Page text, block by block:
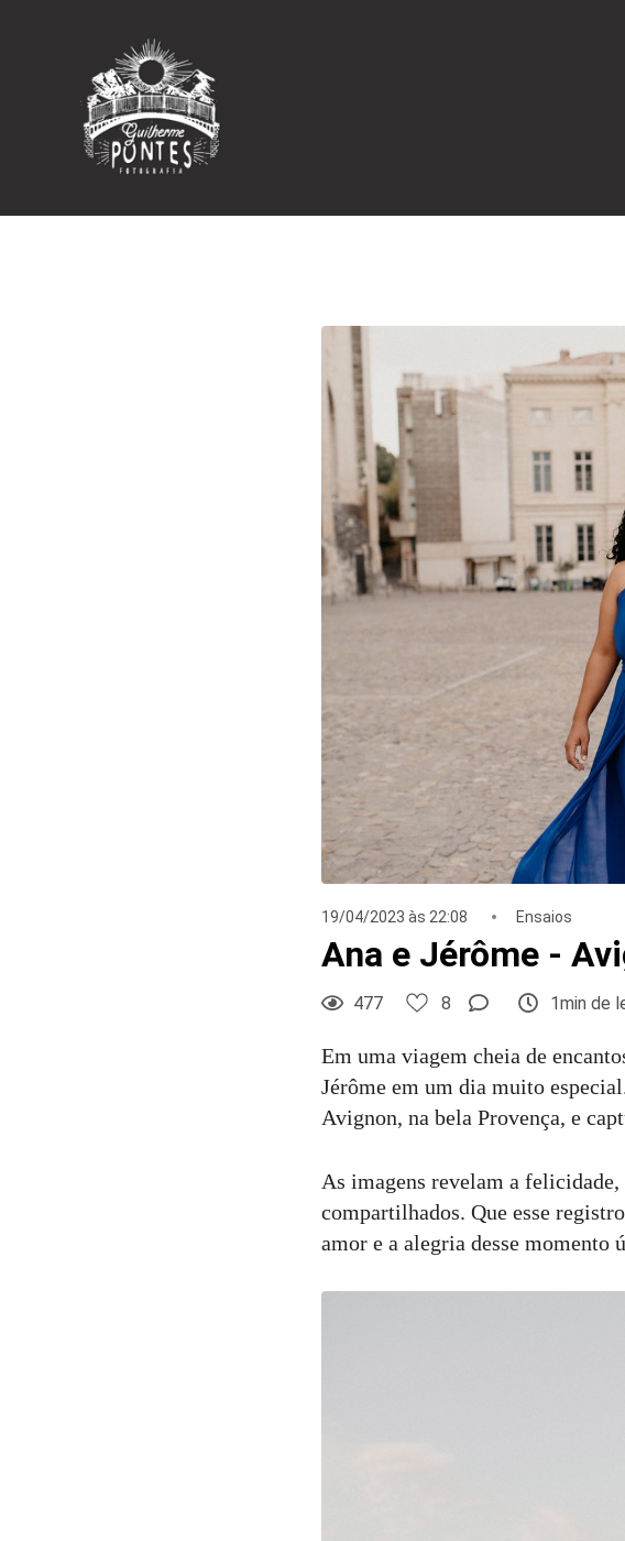
19/04/2023 às 22:08 Ensaios
Ana e Jérôme -
477 8 1min de
Em uma viagem cheia de
Jérôme em um dia muito
Avignon, na bela Provença, e
As imagens revelam a
compartilhados. Que esse
amor e a alegria desse momento